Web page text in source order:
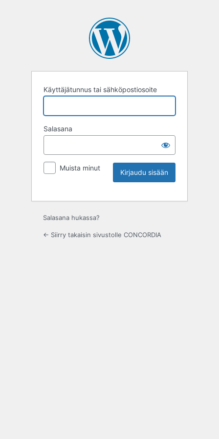
Käyttäjätunnus tai sähköpostiosoite
Salasana
Muista minut
Salasana hukassa?
← Siirry takaisin sivustolle CONCORDIA